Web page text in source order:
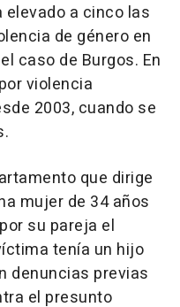
elevado a cinco las
de género en
caso de Burgos. En
violencia
2003, cuando se
que dirige
mujer de 34 años
su pareja el
tenía un hijo
denuncias previas
el presunto